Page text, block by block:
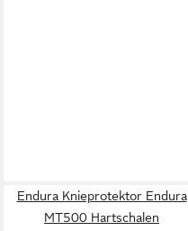
Endura Knieprotektor Endura
MT500 Hartschalen